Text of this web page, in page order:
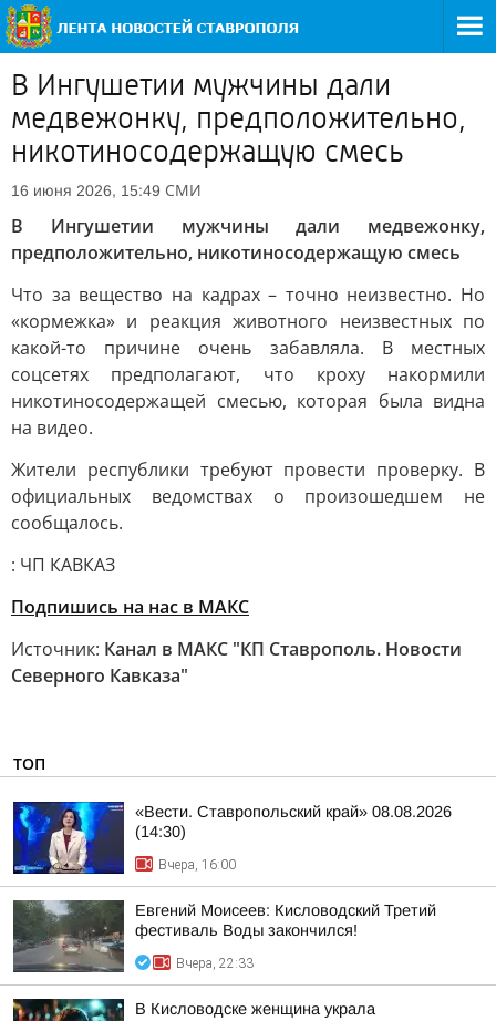
В Ингушетии мужчины дали
медвежонку, предположительно,
никотиносодержащую смесь
16 июня 2026, 15:49 СМИ
В Ингушетии мужчины дали медвежонку,
предположительно, никотиносодержащую смесь
Что за вещество на кадрах – точно неизвестно. Но
«кормежка» и реакция животного неизвестных по
какой-то причине очень забавляла. В местных
соцсетях предполагают, что кроху накормили
никотиносодержащей смесью, которая была видна
на видео.
Жители республики требуют провести проверку. В
официальных ведомствах о произошедшем не
сообщалось.
: ЧП КАВКАЗ
Подпишись на нас в МАКС
Источник: Канал в МАКС "КП Ставрополь. Новости
Северного Кавказа"
ТОП
«Вести. Ставропольский край» 08.08.2026
(14:30)
Вчера, 16:00
Евгений Моисеев: Кисловодский Третий
фестиваль Воды закончился!
Вчера, 22:33
В Кисловодске женщина украла